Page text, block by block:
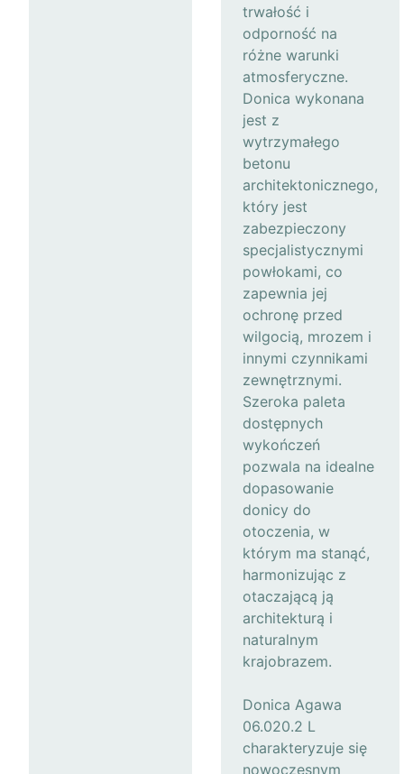
trwałość i
odporność na
różne warunki
atmosferyczne.
Donica wykonana
jest z
wytrzymałego
betonu
architektonicznego,
który jest
zabezpieczony
specjalistycznymi
powłokami, co
zapewnia jej
ochronę przed
wilgocią, mrozem i
innymi czynnikami
zewnętrznymi.
Szeroka paleta
dostępnych
wykończeń
pozwala na idealne
dopasowanie
donicy do
otoczenia, w
którym ma stanąć,
harmonizując z
otaczającą ją
architekturą i
naturalnym
krajobrazem.
Donica Agawa
06.020.2 L
charakteryzuje się
nowoczesnym